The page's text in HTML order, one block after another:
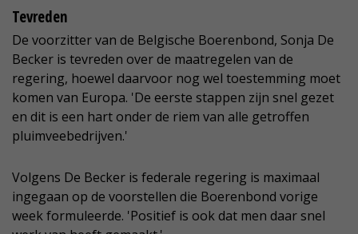
Tevreden
De voorzitter van de Belgische Boerenbond, Sonja De
Becker is tevreden over de maatregelen van de
regering, hoewel daarvoor nog wel toestemming moet
komen van Europa. 'De eerste stappen zijn snel gezet
en dit is een hart onder de riem van alle getroffen
pluimveebedrijven.'
Volgens De Becker is federale regering is maximaal
ingegaan op de voorstellen die Boerenbond vorige
week formuleerde. 'Positief is ook dat men daar snel